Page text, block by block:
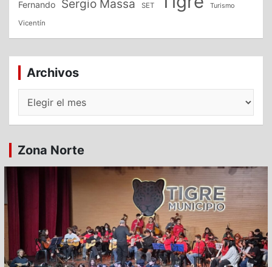
Fernando Sergio Massa SET Turismo
Vicentín
Archivos
Archivos
Zona Norte